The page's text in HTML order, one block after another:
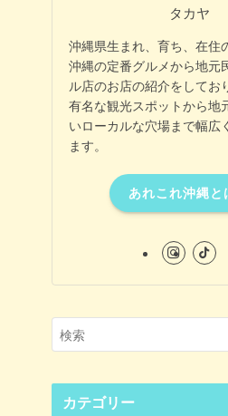
タカヤ
沖縄県生まれ、育ち、在住
沖縄の定番グルメから地元
ル店のお店の紹介をしてお
有名な観光スポットから地
いローカルな穴場まで幅広
ます。
あれこれ沖縄と
カテゴリー